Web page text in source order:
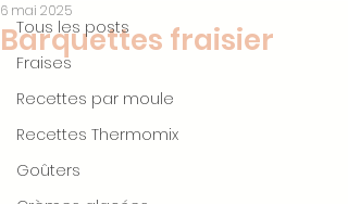
Tous les posts
Fraises
Recettes par moule
Recettes Thermomix
Goûters
Barquettes fraisier
6 mai 2025